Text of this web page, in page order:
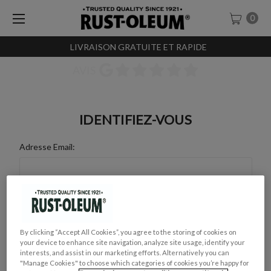
LIVRAISON GRATUITE ET RAPIDE
0
IDENTIFIEZ-VOUS
Adresse Email:
Mot de Passe :
By clicking “Accept All Cookies”, you agree to the storing of cookies on
your device to enhance site navigation, analyze site usage, identify your
interests, and assist in our marketing efforts. Alternatively you can
"Manage Cookies" to choose which categories of cookies you’re happy for